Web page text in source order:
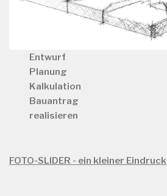
Entwurf
Planung
Kalkulation
Bauantrag
realisieren
FOTO-SLIDER - ein kleiner Eindruck